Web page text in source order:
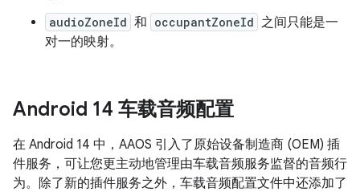
audioZoneId 和 occupantZoneId 之间只能是一
对一的映射。
Android 14 车载音频配置
在 Android 14 中，AAOS 引入了原始设备制造商 (OEM) 插
件服务，可让您更主动地管理由车载音频服务监督的音频行
为。除了新的插件服务之外，车载音频配置文件中还添加了